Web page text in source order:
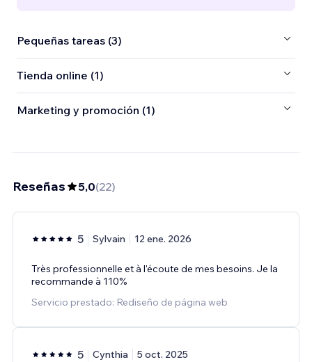
Pequeñas tareas (3)
Tienda online (1)
Marketing y promoción (1)
Reseñas 5,0(22)
5 Sylvain 12 ene. 2026
Très professionnelle et à l'écoute de mes besoins. Je la
recommande à 110%
Servicio prestado: Rediseño de página web
5 Cynthia 5 oct. 2025